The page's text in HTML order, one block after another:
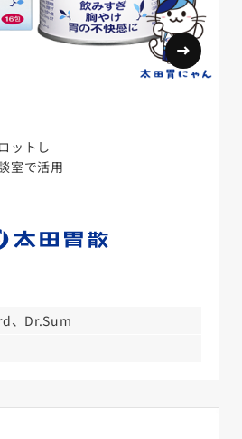
ットし
室で活用
、Dr.Sum